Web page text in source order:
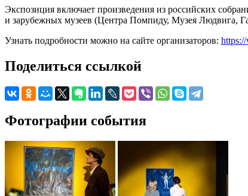
Экспозиция включает произведения из российских
и зарубежных музеев (Центра Помпиду, Музея Людвига,
Узнать подробности можно на сайте организаторов:
Поделиться ссылкой
Фотографии события